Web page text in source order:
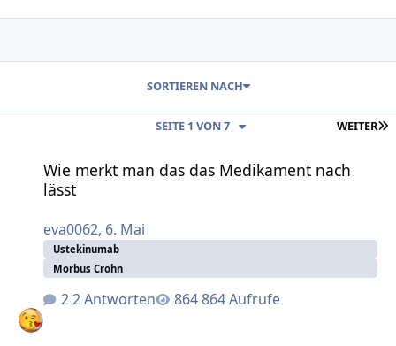
WEITER
SEITE 1 VON 7
SORTIEREN NACH
Wie merkt man das das Medikament nach
lässt
eva0062, 6. Mai
Ustekinumab
Morbus Crohn
2 Antworten 864 Aufrufe